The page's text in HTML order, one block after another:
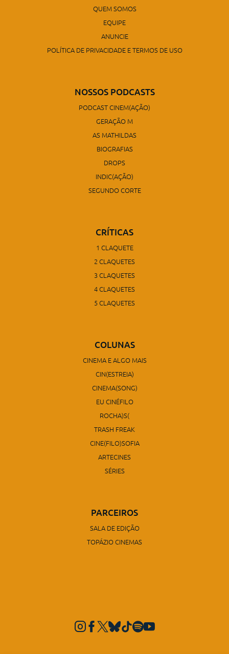
QUEM SOMOS
EQUIPE
ANUNCIE
POLÍTICA DE PRIVACIDADE E TERMOS DE USO
NOSSOS PODCASTS
PODCAST CINEM(AÇÃO)
GERAÇÃO M
AS MATHILDAS
BIOGRAFIAS
DROPS
INDIC(AÇÃO)
SEGUNDO CORTE
CRÍTICAS
1 CLAQUETE
2 CLAQUETES
3 CLAQUETES
4 CLAQUETES
5 CLAQUETES
COLUNAS
CINEMA E ALGO MAIS
CIN(ESTREIA)
CINEMA(SONG)
EU CINÉFILO
ROCHA)S(
TRASH FREAK
CINE(FILO)SOFIA
ARTECINES
SÉRIES
PARCEIROS
SALA DE EDIÇÃO
TOPÁZIO CINEMAS